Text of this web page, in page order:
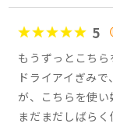
5
もうずっとこちら
ドライアイぎみ
が、こちらを使い
まだまだしばらく